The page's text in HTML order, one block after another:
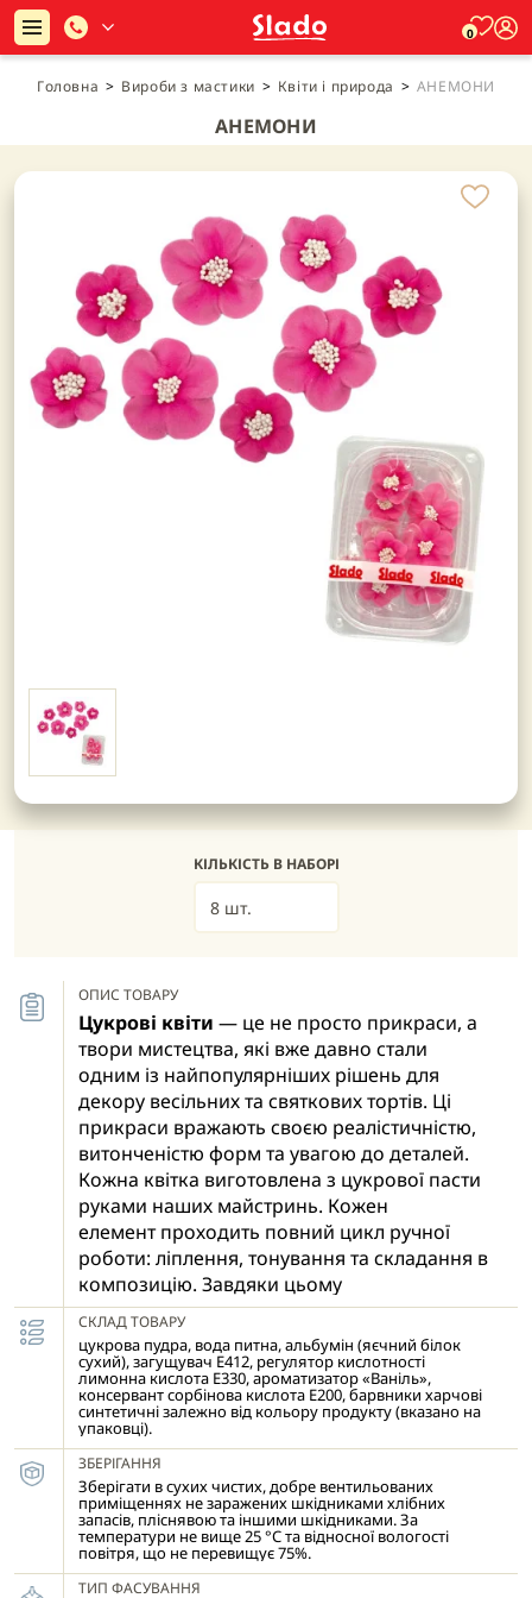
0
Головна > Вироби з мастики > Квіти і природа > АНЕМОНИ
АНЕМОНИ
КІЛЬКІСТЬ В НАБОРІ
8 шт.
ОПИС ТОВАРУ
Цукрові квіти — це не просто прикраси, а
твори мистецтва, які вже давно стали
одним із найпопулярніших рішень для
декору весільних та святкових тортів. Ці
прикраси вражають своєю реалістичністю,
витонченістю форм та увагою до деталей.
Кожна квітка виготовлена з цукрової пасти
руками наших майстринь. Кожен
елемент проходить повний цикл ручної
роботи: ліплення, тонування та складання в
композицію. Завдяки цьому
досягається природність,
індивідуальність виробів.
Спосіб використання: цукрову прикрасу
слід акуратно зафіксувати на поверхні
готового кондитерського
виробу, попередньо вкритого кремом,
білковою або шоколадною глазур'ю.
Вологе покриття забезпечує надійне
прилягання декору. У разі нанесення на
сухі або тверді поверхні (мастика,
марципан, цукрова паста) рекомендується
СКЛАД ТОВАРУ
цукрова пудра, вода питна, альбумін (яєчний білок
сухий), загущувач Е412, регулятор кислотності
лимонна кислота Е330, ароматизатор «Ваніль»,
консервант сорбінова кислота Е200, барвники харчові
синтетичні залежно від кольору продукту (вказано на
упаковці).
ЗБЕРІГАННЯ
Зберігати в сухих чистих, добре вентильованих
приміщеннях не заражених шкідниками хлібних
запасів, пліснявою та іншими шкідниками. За
температури не вище 25 °С та відносної вологості
повітря, що не перевищує 75%.
ТИП ФАСУВАННЯ